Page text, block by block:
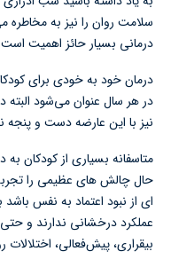
سلامت روان را نیز به مخاطره
درمانی بسیار حائز اهمیت
در هر سال عنوان می‌شود البته
نیز با این عارضه دست و پنجه
متاسفانه بسیاری از کودکان
حال چالش های عظیمی را
ای از نبود اعتماد به نفس
عملکرد درخشانی ندارند و
بیقراری، پیش‌فعالی،